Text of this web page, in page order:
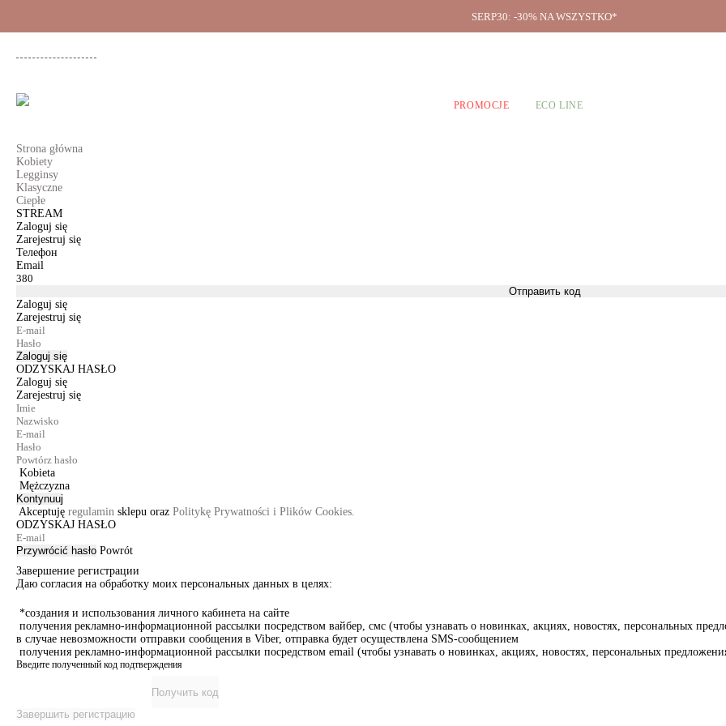
SERP30: -30% NA WSZYSTKO*
PROMOCJE ECO LINE
Strona główna
Kobiety
Legginsy
Klasyczne
Ciepłe
STREAM
Zaloguj się
Zarejestruj się
Телефон
Email
Отправить код
Zaloguj się
Zarejestruj się
Zaloguj się
ODZYSKAJ HASŁO
Zaloguj się
Zarejestruj się
Kobieta
Mężczyzna
Kontynuuj
Akceptuję regulamin sklepu oraz Politykę Prywatności i Plików Cookies.
ODZYSKAJ HASŁO
Przywrócić hasło Powrót
Завершение регистрации
Даю согласия на обработку моих персональных данных в целях:
*создания и использования личного кабинета на сайте
получения рекламно-информационной рассылки посредством вайбер, смс (чтобы узнавать о новинках, акциях, новостях, персональных
в случае невозможности отправки сообщения в Viber, отправка будет осуществлена SMS-сообщением
получения рекламно-информационной рассылки посредством email (чтобы узнавать о новинках, акциях, новостях, персональных
Введите полученный код подтверждения
Получить код
Завершить регистрацию